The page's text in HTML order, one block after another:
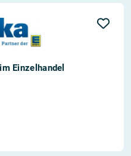
Einzelhandel